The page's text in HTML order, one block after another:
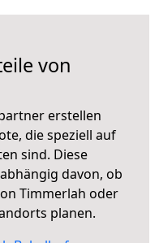
von
erstellen
die speziell auf
sind. Diese
davon, ob
Timmerlah oder
planen.